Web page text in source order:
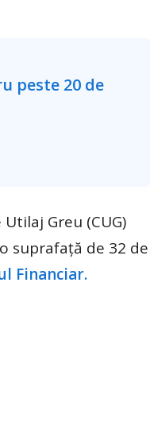
Greu (CUG)
suprafaţă de 32 de
Financiar.